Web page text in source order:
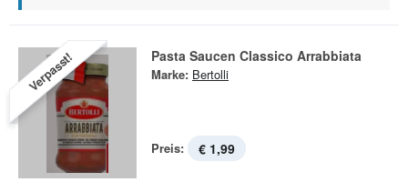
Verpasst! Pasta Saucen Classico Arrabbiata
Marke: Bertolli
Preis: € 1,99